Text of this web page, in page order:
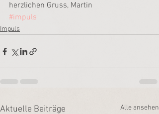
herzlichen Gruss, Martin
#impuls
Impuls
Aktuelle Beiträge Alle ansehen